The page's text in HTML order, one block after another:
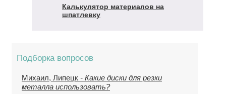
Подборка вопросов
Михаил, Липецк - Какие диски для резки
металла использовать?
Калькулятор материалов на
шпатлевку